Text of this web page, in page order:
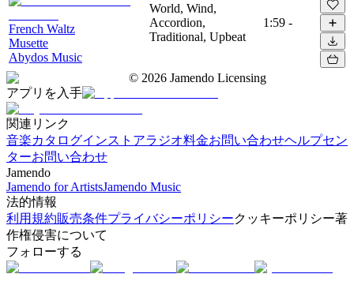
French Waltz
Musette
Abydos Music
World, Wind,
Accordion,
Traditional, Upbeat
1:59 -
© 2026 Jamendo Licensing
アプリを入手
関連リンク
音楽カタログインストアラジオ料金お問い合わせヘルプセン
ターお問い合わせ
Jamendo
Jamendo for ArtistsJamendo Music
法的情報
利用規約販売条件プライバシーポリシークッキーポリシー著
作権侵害について
フォローする